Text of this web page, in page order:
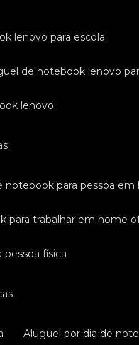
lenovo para escola
de notebook lenovo
lenovo
notebook para pessoa
para trabalhar em home
pessoa física
aluguel por dia de